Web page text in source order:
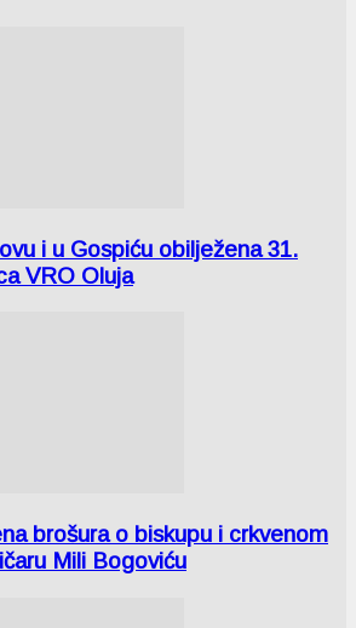
i u Gospiću obilježena 31.
VRO Oluja
brošura o biskupu i crkvenom
Mili Bogoviću